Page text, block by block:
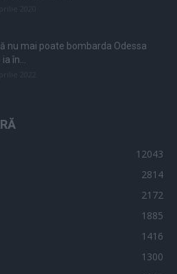
nu mai poate bombarda Odessa
în...
12043
2814
2172
1885
1416
1300